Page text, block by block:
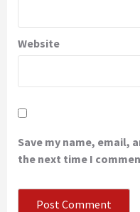
Website
Save my name, email,
the next time I